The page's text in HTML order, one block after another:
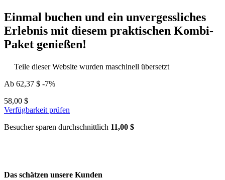
Einmal buchen und ein unvergessliches
Erlebnis mit diesem praktischen Kombi-
Paket genießen!
Teile dieser Website wurden maschinell übersetzt
Ab 62,37 $ -7%
58,00 $
Verfügbarkeit prüfen
Besucher sparen durchschnittlich 11,00 $
Das schätzen unsere Kunden